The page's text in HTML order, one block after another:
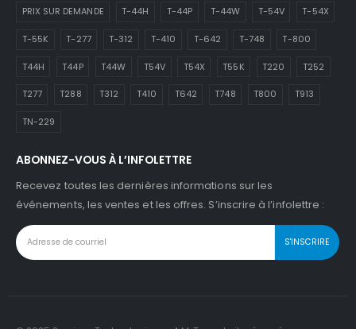
PRIX SUR DEMANDE T-44H T-44P T-44W T-54V T-54X
T-55K T-277 T-312 T-410 T-642 T-748 T-800
T44H T44P T44W T54V T54X T55K T220 T252
T277 T288 T312 T410 T642 T748 T800 T913
TN-229
ABONNEZ-VOUS À L’INFOLETTRE
Recevez toutes les dernières informations sur les
événements, les ventes et les offres. S’inscrire à l’infolettre :